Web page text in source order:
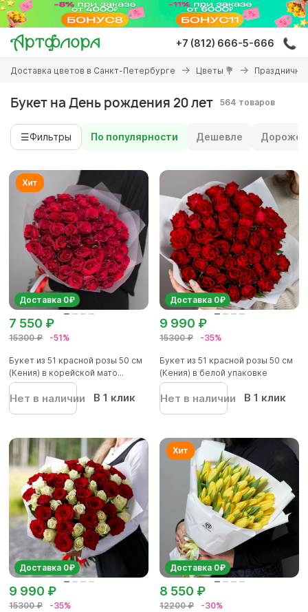
Перейти
основному
содержанию
+7 (812) 666-5-666
Вы
здесь
Доставка цветов в Санкт-Петербурге Цветы 💐
Букет на День рождения 20 лет 564 товаров
☰Фильтры По популярности Дешевле Дороже
Доставка 0₽
15300 ₽ -51%
7 550 ₽
Букет из 51 красной розы 50 см
(Кения) в корейской мато...
Нет в наличии В 1 клик
Доставка 0₽
15300 ₽ -35%
9 990 ₽
Букет из 51 красной розы 50 см
(Кения) в белой упаковке
Нет в наличии В 1 клик
Доставка 0₽
15300 ₽ -35%
9 990 ₽
Доставка 0₽
12200 ₽ -30%
8 550 ₽